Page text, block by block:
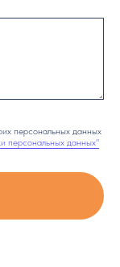
персональных данных
персональных данных"